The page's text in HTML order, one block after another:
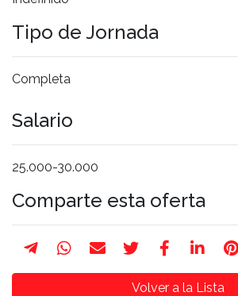
Tipo de Jornada
Completa
Salario
25.000-30.000
Comparte esta oferta
Volver a la Lista